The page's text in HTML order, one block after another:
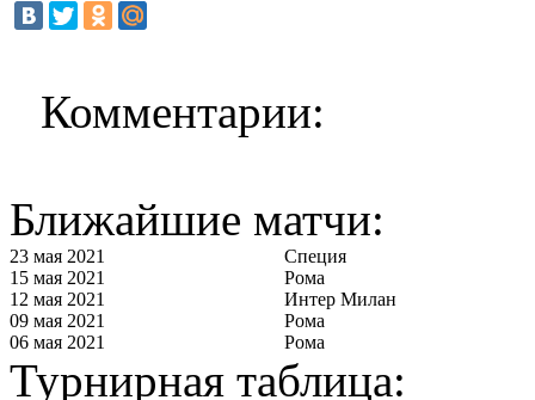
Комментарии:
Ближайшие матчи:
23 мая 2021
Специя
15 мая 2021
Рома
12 мая 2021
Интер Милан
09 мая 2021
Рома
06 мая 2021
Рома
Турнирная таблица: